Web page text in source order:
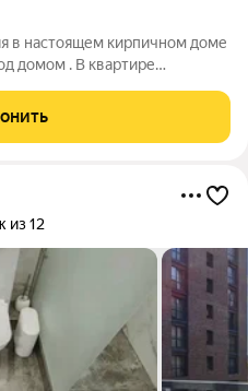
в настоящем кирпичном доме
домом . В квартире
межкомнатные двери ,
из 12